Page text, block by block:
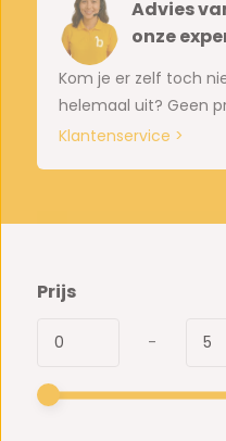
Advies
onze
Kom je er zelf toch
helemaal uit? Geen
Klantenservice >
Prijs
-